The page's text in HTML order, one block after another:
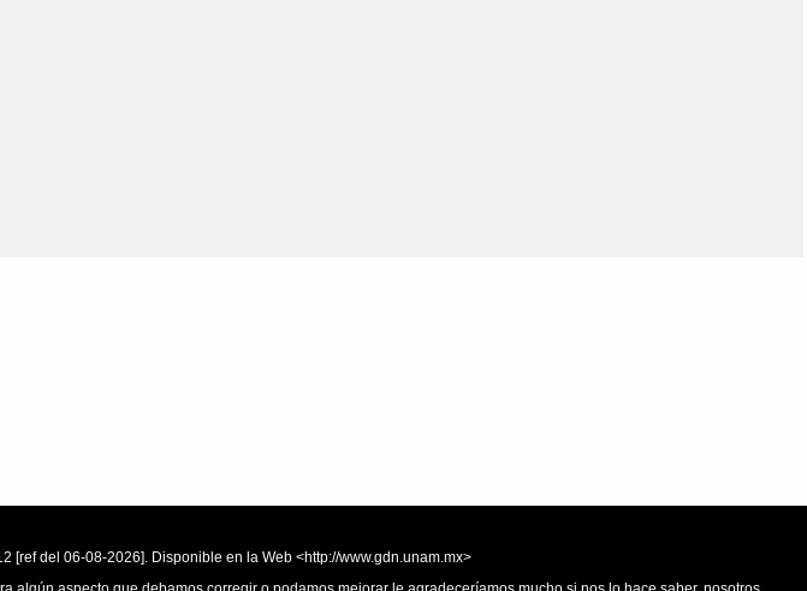
del 06-08-2026]. Disponible en la Web <http://www.gdn.unam.mx>